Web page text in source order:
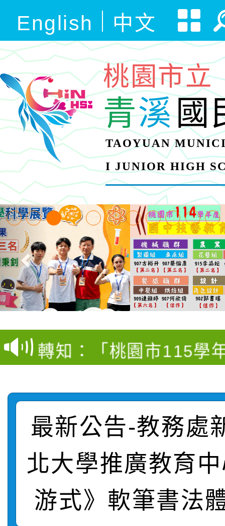
English 中文
桃園市立
青溪國
TAOYUAN
I JUNIOR HIGH
【甄選結果(第4招)】
學年度第1學期第9次代
【甄選結果(第12招)】
學年度第1學期第7次代
結果(第12招)
轉知：桃園市115學年
賽及師生本土語及新住
轉知：「桃園市115學
動辦法」
轉知臺中市政府政風處
城市手牽手，綠能透明
畫影片一案
轉知：「115學年度全
劇比賽實施要點」及修
表
轉知：桃園市115年度
敬師藝文競賽』實施計
學年度第1學期第7次代
【甄選結果(第3招)】
最新公告-教務處
北大學推廣教育
游式》軟筆書法